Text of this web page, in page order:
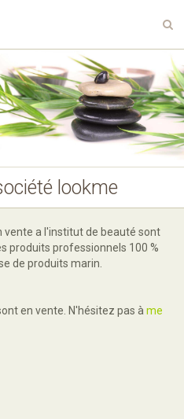
lookme
vente a l'institut de beauté sont
produits professionnels 100 %
de produits marin.
en vente. N'hésitez pas à me